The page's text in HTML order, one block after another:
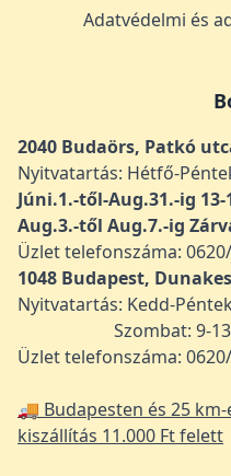
Adatvédelmi és
2040 Budaörs, Patkó
Nyitvatartás: Hétfő-
Júni.1.-től-Aug.31.-ig
Aug.3.-től Aug.7.-ig
Üzlet telefonszáma:
1048 Budapest,
Nyitvatartás: Kedd-
Szombat: 9-13
Üzlet telefonszáma:
🚚 Budapesten és 25 km-
kiszállítás 11.000 Ft felett